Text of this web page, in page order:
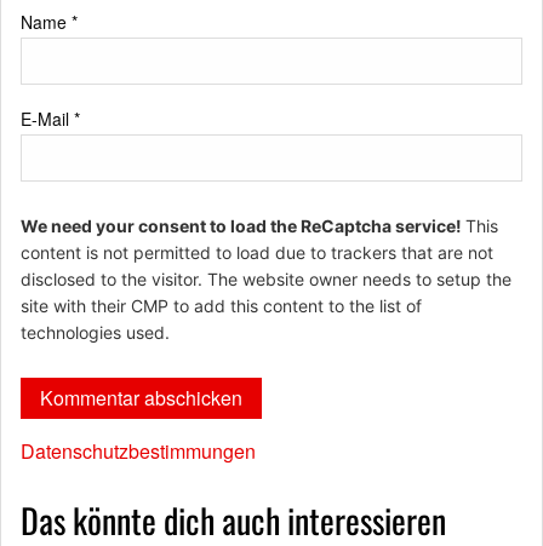
Name *
E-Mail *
We need your consent to load the ReCaptcha service! This
content is not permitted to load due to trackers that are not
disclosed to the visitor. The website owner needs to setup the
site with their CMP to add this content to the list of
technologies used.
Datenschutzbestimmungen
Das könnte dich auch interessieren